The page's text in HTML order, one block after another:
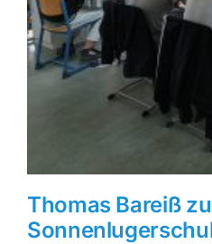
Thomas Bareiß